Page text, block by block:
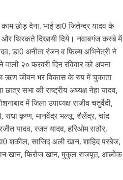
छोड़ देना, भाई डा0 जितेन्द्र यादव के
थिरकते दिखायी दिये। नवाबगंज कस्बे में
डा0 अनीता रंजन व फिल्म अभिनेत्री ने
२० फरवरी दिन रविवार को अपना
ऋण जीवन भर विकास के रुप में चुकाता
सभा की राष्ट्रीय अध्यक्ष नेहा यादव,
में जिला उपाध्यक्ष राजीव चतुर्वेदी,
राधा कृष्ण, मानवेंद्र भल्लू, शैलेंद्र, चांद
यादव, रजत यादव, हरिओम राठौर,
शकील, साजिद अली खान, शाहिद परबेज,
खान, फिरोज खान, मुकुल राजपूत, आलोक